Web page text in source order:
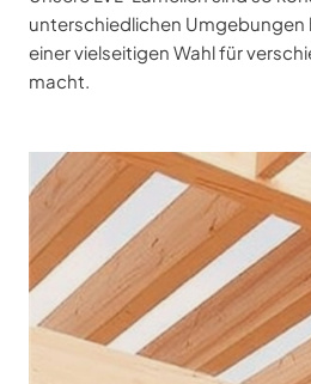
unterschiedlichen Umgebungen
einer vielseitigen Wahl für
macht.